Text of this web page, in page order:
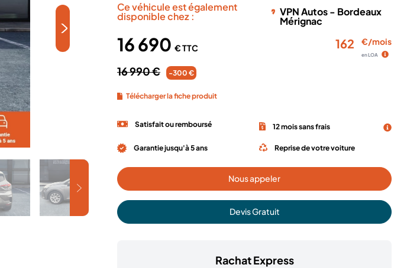
>
Ce véhicule est également
disponible chez : VPN Autos - Bordeaux
Mérignac
16 690 € TTC
16 990 € -300 €
162 €/mois
en LOA
Télécharger la fiche produit
Satisfait ou remboursé 12 mois sans frais
Garantie jusqu'à 5 ans Reprise de votre voiture
Nous appeler
Devis Gratuit
Rachat Express